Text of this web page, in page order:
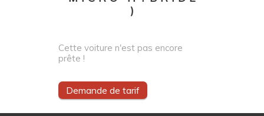
)
Cette voiture n'est pas encore
prête !
Demande de tarif